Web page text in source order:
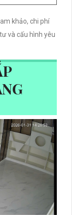
khảo, chi phí
và cấu hình yêu